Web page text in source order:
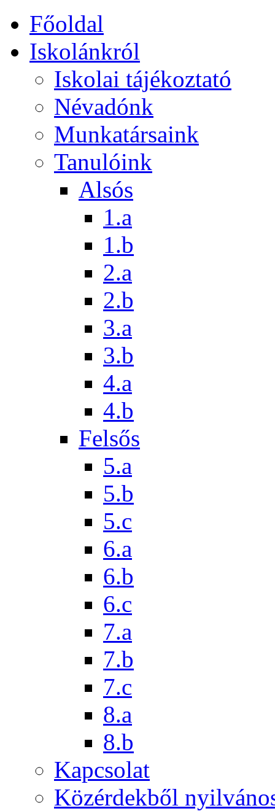
Főoldal
Iskolánkról
Iskolai tájékoztató
Névadónk
Munkatársaink
Tanulóink
Alsós
1.a
1.b
2.a
2.b
3.a
3.b
4.a
4.b
Felsős
5.a
5.b
5.c
6.a
6.b
6.c
7.a
7.b
7.c
8.a
8.b
Kapcsolat
Közérdekből